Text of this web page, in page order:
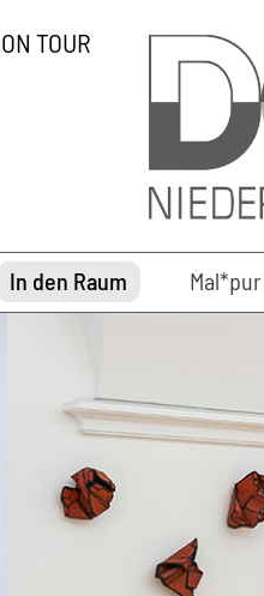
ON TOUR
In den Raum